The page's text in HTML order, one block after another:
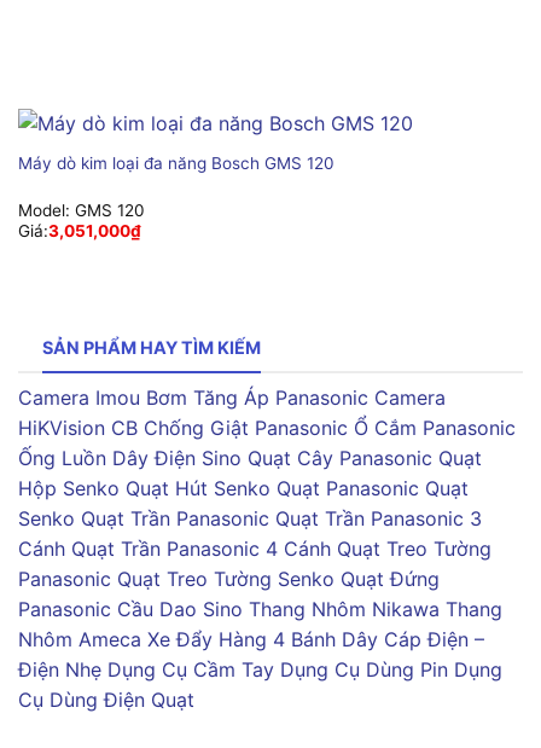
Máy dò kim loại đa năng Bosch GMS 120
Model: GMS 120
Giá:3,051,000₫
SẢN PHẨM HAY TÌM KIẾM
Camera Imou Bơm Tăng Áp Panasonic Camera
HiKVision CB Chống Giật Panasonic Ổ Cắm Panasonic
Ống Luồn Dây Điện Sino Quạt Cây Panasonic Quạt
Hộp Senko Quạt Hút Senko Quạt Panasonic Quạt
Senko Quạt Trần Panasonic Quạt Trần Panasonic 3
Cánh Quạt Trần Panasonic 4 Cánh Quạt Treo Tường
Panasonic Quạt Treo Tường Senko Quạt Đứng
Panasonic Cầu Dao Sino Thang Nhôm Nikawa Thang
Nhôm Ameca Xe Đẩy Hàng 4 Bánh Dây Cáp Điện –
Điện Nhẹ Dụng Cụ Cầm Tay Dụng Cụ Dùng Pin Dụng
Cụ Dùng Điện Quạt